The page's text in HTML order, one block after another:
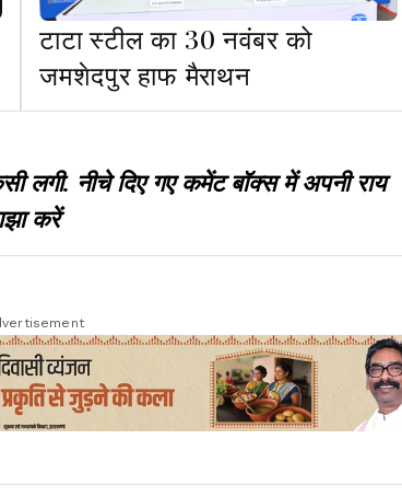
टाटा स्टील का 30 नवंबर को
जमशेदपुर हाफ मैराथन
नीचे दिए गए कमेंट बॉक्स में अपनी राय
करें